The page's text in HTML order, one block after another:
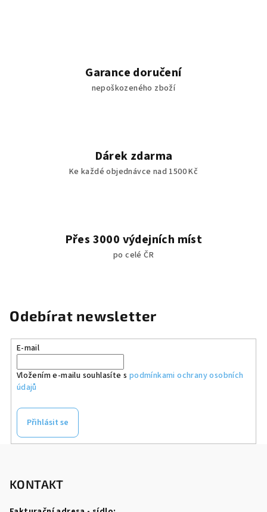
Garance doručení
nepoškozeného zboží
Dárek zdarma
Ke každé objednávce nad 1500 Kč
Přes 3000 výdejních míst
po celé ČR
Odebírat newsletter
E-mail
Vložením e-mailu souhlasíte s podmínkami ochrany osobních
údajů
Přihlásit se
KONTAKT